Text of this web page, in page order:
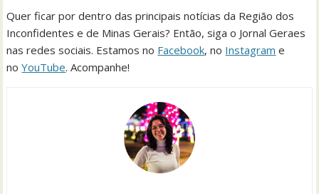
Quer ficar por dentro das principais notícias da Região dos
Inconfidentes e de Minas Gerais? Então, siga o Jornal Geraes
nas redes sociais. Estamos no Facebook, no Instagram e
noYouTube. Acompanhe!